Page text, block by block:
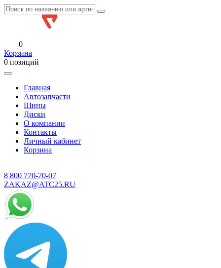
0
Корзина
0 позиций
Главная
Автозапчасти
Шины
Диски
О компании
Контакты
Личный кабинет
Корзина
8 800 770-70-07
ZAKAZ@ATC25.RU